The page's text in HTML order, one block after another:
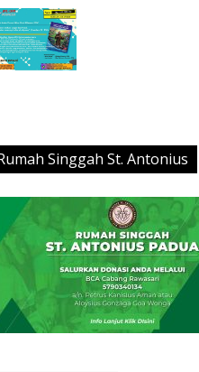
Singgah St. Antonius